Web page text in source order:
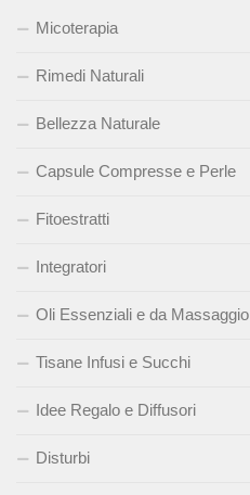
Micoterapia
Rimedi Naturali
Bellezza Naturale
Capsule Compresse e Perle
Fitoestratti
Integratori
Oli Essenziali e da Massaggio
Tisane Infusi e Succhi
Idee Regalo e Diffusori
Disturbi